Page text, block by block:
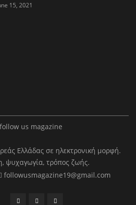
15, 2021
Ελλάδας σε ηλεκτρονική μορφή.
ψυχαγωγία, τρόπος ζωής.
followusmagazine19@gmail.com